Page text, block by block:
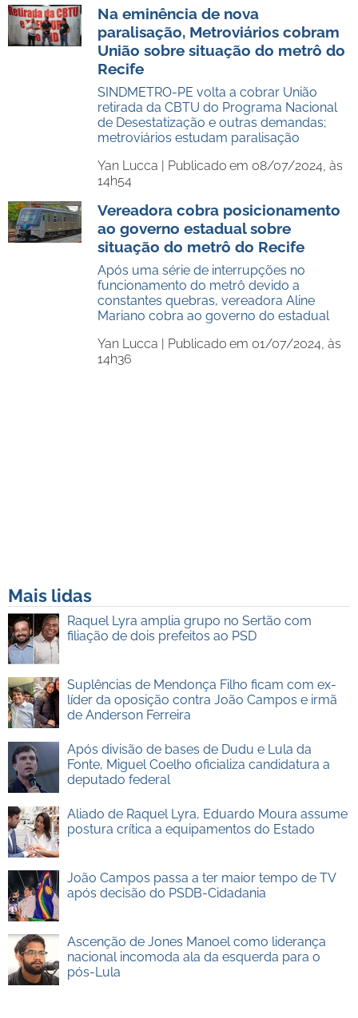
Na eminência de nova
paralisação, Metroviários cobram
União sobre situação do metrô do
Recife
SINDMETRO-PE volta a cobrar União
retirada da CBTU do Programa Nacional
de Desestatização e outras demandas;
metroviários estudam paralisação
Yan Lucca | Publicado em 08/07/2024, às
14h54
Vereadora cobra posicionamento
ao governo estadual sobre
situação do metrô do Recife
Após uma série de interrupções no
funcionamento do metrô devido a
constantes quebras, vereadora Aline
Mariano cobra ao governo do estadual
Yan Lucca | Publicado em 01/07/2024, às
14h36
Mais lidas
Raquel Lyra amplia grupo no Sertão com
filiação de dois prefeitos ao PSD
Suplências de Mendonça Filho ficam com ex-
líder da oposição contra João Campos e irmã
de Anderson Ferreira
Após divisão de bases de Dudu e Lula da
Fonte, Miguel Coelho oficializa candidatura a
deputado federal
Aliado de Raquel Lyra, Eduardo Moura assume
postura crítica a equipamentos do Estado
João Campos passa a ter maior tempo de TV
após decisão do PSDB-Cidadania
Ascenção de Jones Manoel como liderança
nacional incomoda ala da esquerda para o
pós-Lula